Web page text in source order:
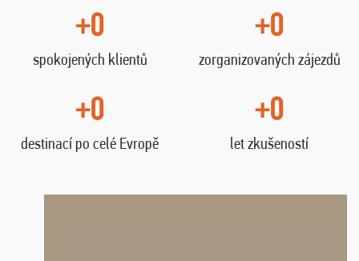
+0
spokojených klientů
+0
zorganizovaných zájezdů
+0
destinací po celé Evropě
+0
let zkušeností